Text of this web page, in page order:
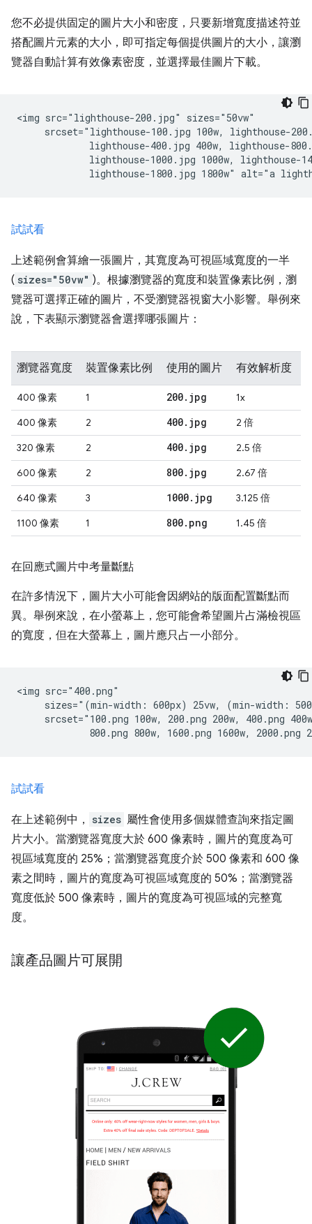
您不必提供固定的圖片大小和密度，只要新增寬度描述符並
搭配圖片元素的大小，即可指定每個提供圖片的大小，讓瀏
覽器自動計算有效像素密度，並選擇最佳圖片下載。
<img src="lighthouse-200.jpg" sizes="50vw"
srcset="lighthouse-100.jpg 100w, lighthouse-
lighthouse-400.jpg 400w, lighthouse-
lighthouse-1000.jpg 1000w, lighthouse-
試試看
上述範例會算繪一張圖片，其寬度為可視區域寬度的一半
( sizes="50vw" )。根據瀏覽器的寬度和裝置像素比例，瀏
覽器可選擇正確的圖片，不受瀏覽器視窗大小影響。舉例來
說，下表顯示瀏覽器會選擇哪張圖片：
瀏覽器寬度 裝置像素比例 使用的圖片 有效解析度
400 像素 1 200. jpg
1x
400 像素
2 400. jpg
2 倍
320 像素
2 400. jpg
2.5 倍
600 像素
2 800. jpg
2.67 倍
640 像素
3 1000. jpg
3.125 倍
1100 像素
1 800. png 1.45 倍
在回應式圖片中考量斷點
在許多情況下，圖片大小可能會因網站的版面配置斷點而
異。舉例來說，在小螢幕上，您可能會希望圖片占滿檢視區
的寬度，但在大螢幕上，圖片應只占一小部分。
<img src="400.png"
sizes="(min-width: 600px) 25vw, (min-width:
srcset="100.png 100w, 200.png 200w, 400.png
試試看
在上述範例中， sizes 屬性會使用多個媒體查詢來指定圖
片大小。當瀏覽器寬度大於 600 像素時，圖片的寬度為可
視區域寬度的 25%；當瀏覽器寬度介於 500 像素和 600 像
素之間時，圖片的寬度為可視區域寬度的 50%；當瀏覽器
寬度低於 500 像素時，圖片的寬度為可視區域的完整寬
度。
讓產品圖片可展開